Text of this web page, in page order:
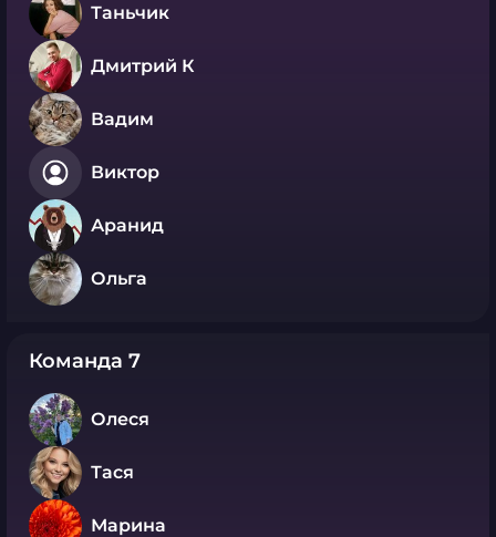
Таньчик
Дмитрий К
Вадим
Виктор
Аранид
Ольга
Команда 7
Олеся
Тася
Марина